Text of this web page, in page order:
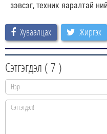
зэвсэг, техник яаралтай
Хуваалцах Жиргэх
Сэтгэгдэл (7 )